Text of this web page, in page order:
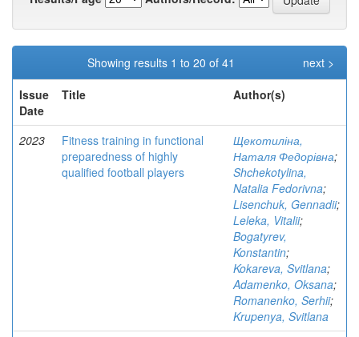
Showing results 1 to 20 of 41
next >
Issue
Date
Title Author(s)
2023
Fitness training in functional
preparedness of highly
qualified football players
Щекотиліна,
Наталя Федорівна;
Shchekotylina,
Natalia Fedorivna;
Lisenchuk, Gennadii;
Leleka, Vitalii;
Bogatyrev,
Konstantin;
Kokareva, Svitlana;
Adamenko, Oksana;
Romanenko, Serhii;
Krupenya, Svitlana